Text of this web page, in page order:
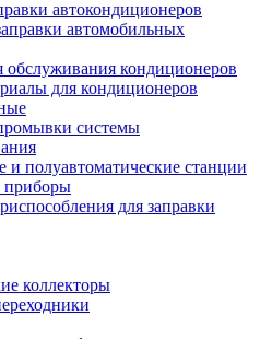
автокондиционеров
автомобильных
обслуживания кондиционеров
для кондиционеров
системы
и полуавтоматические станции
приборы
для заправки
коллекторы